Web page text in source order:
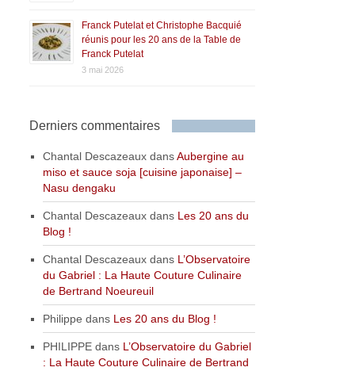
Franck Putelat et Christophe Bacquié
réunis pour les 20 ans de la Table de
Franck Putelat
3 mai 2026
Derniers commentaires
Chantal Descazeaux dansAubergine au
miso et sauce soja [cuisine japonaise] –
Nasu dengaku
Chantal Descazeaux dans Les 20 ans du
Blog !
Chantal Descazeaux dans L’Observatoire
du Gabriel : La Haute Couture Culinaire
de Bertrand Noeureuil
Philippe dans Les 20 ans du Blog !
PHILIPPE dans L’Observatoire du Gabriel
: La Haute Couture Culinaire de Bertrand